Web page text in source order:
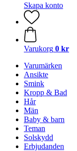
Skapa konto
Varukorg 0 kr
Varumärken
Ansikte
Smink
Kropp & Bad
Hår
Män
Baby & barn
Teman
Solskydd
Erbjudanden